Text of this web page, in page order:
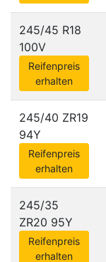
245/45 R18
100V
Reifenpreis
erhalten
245/40 ZR19
94Y
Reifenpreis
erhalten
245/35
ZR20 95Y
Reifenpreis
erhalten